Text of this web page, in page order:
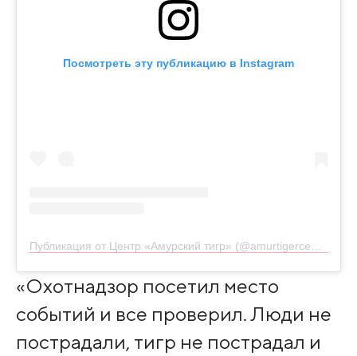
Посмотреть эту публикацию в Instagram
«Охотнадзор посетил место
событий и все проверил. Люди не
пострадали, тигр не пострадал и